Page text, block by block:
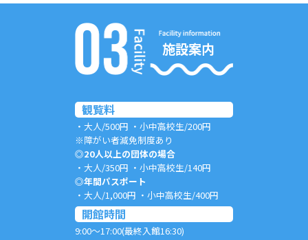
施設案内
観覧料
・大人/500円 ・小中高校生/200円
※障がい者減免制度あり
◎20人以上の団体の場合
・大人/350円 ・小中高校生/140円
◎年間パスポート
・大人/1,000円 ・小中高校生/400円
開館時間
9:00～17:00(最終入館16:30)